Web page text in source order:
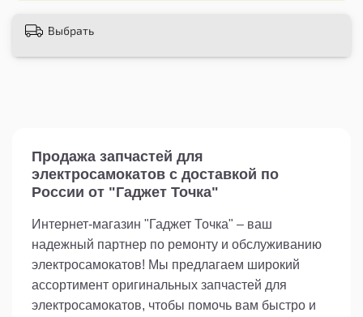
многие другие самокаты прямо сейчас и
Выбрать
Продажа запчастей для
электросамокатов с доставкой по
России от "Гаджет Точка"
Интернет-магазин "Гаджет Точка" – ваш
надежный партнер по ремонту и обслуживанию
электросамокатов! Мы предлагаем широкий
ассортимент оригинальных запчастей для
электросамокатов, чтобы помочь вам быстро и